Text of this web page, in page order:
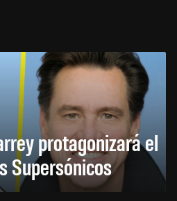
protagonizará el
Supersónicos